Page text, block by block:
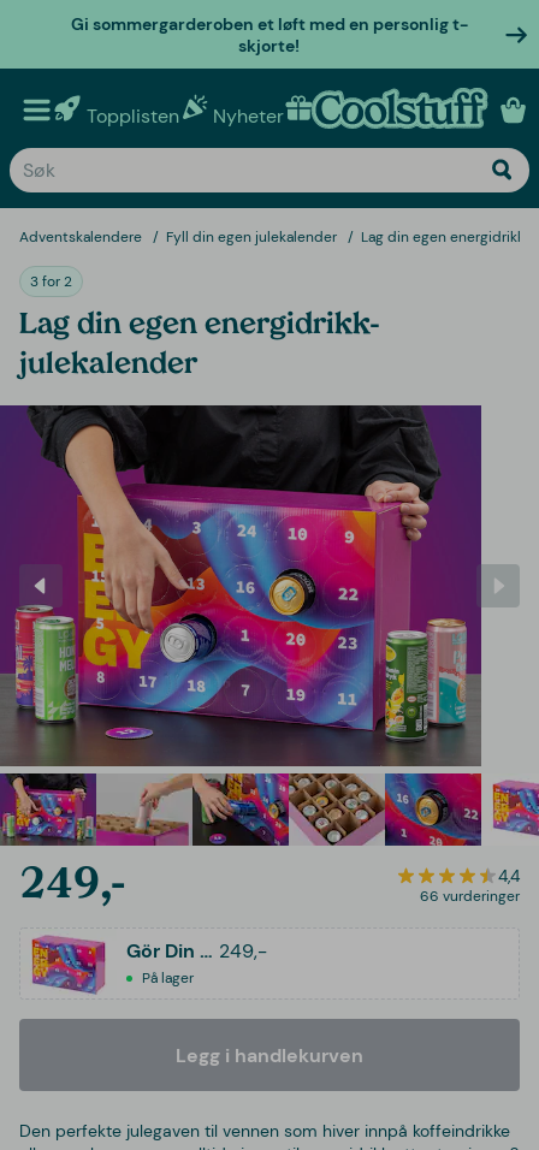
Gi sommergarderoben et løft med en personlig t-
skjorte!
Topplisten Nyheter Personlige gaver
Adventskalendere Fyll din egen julekalender Lag din egen energidrikk-
3 for 2
Lag din egen energidrikk-
julekalender
249,- 4,4
66 vurderinger
Gör Din Egen Energidryckskalender
249,-
På lager
Legg i handlekurven
Den perfekte julegaven til vennen som hiver innpå koffeindrikke